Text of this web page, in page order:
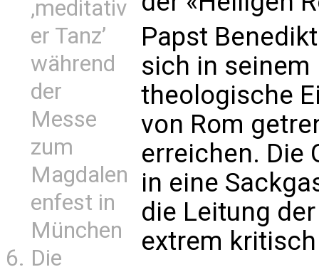
‚meditativ
er Tanz’
während
der
Messe
zum
Magdalen
enfest in
München
Die
Papst
sich in
theologische
von Rom
erreichen. Die
in eine
die Leitung
extrem